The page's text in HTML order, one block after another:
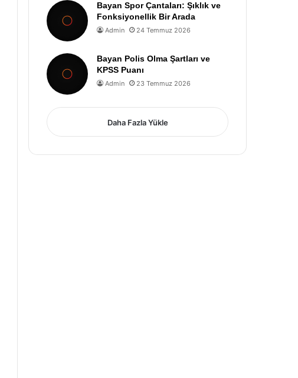
Bayan Spor Çantaları: Şıklık ve
Fonksiyonellik Bir Arada
Admin 24 Temmuz 2026
Bayan Polis Olma Şartları ve
KPSS Puanı
Admin 23 Temmuz 2026
Daha Fazla Yükle